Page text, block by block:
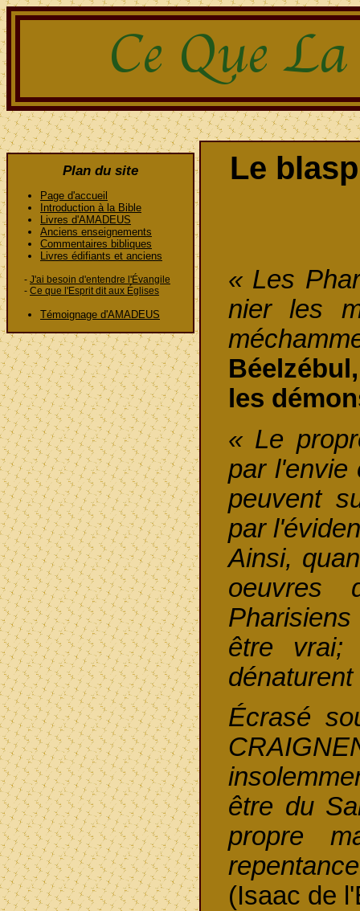
Plan du site
Page d'accueil
Introduction à la Bible
Livres d'AMADEUS
Anciens enseignements
Commentaires bibliques
Livres édifiants et anciens
- J'ai besoin d'entendre l'Évangile
- Ce que l'Esprit dit aux Églises
Témoignage d'AMADEUS
Le
« Les
nier les
les
« Le
par l'envie
peuvent
par
Ainsi,
oeuvres
être vrai;
Écrasé
être du
propre
(Isaac de